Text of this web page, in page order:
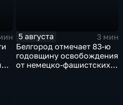
5 августа
3 мин
Белгород отмечает 83-ю
годовщину освобождения
от немецко-фашистских